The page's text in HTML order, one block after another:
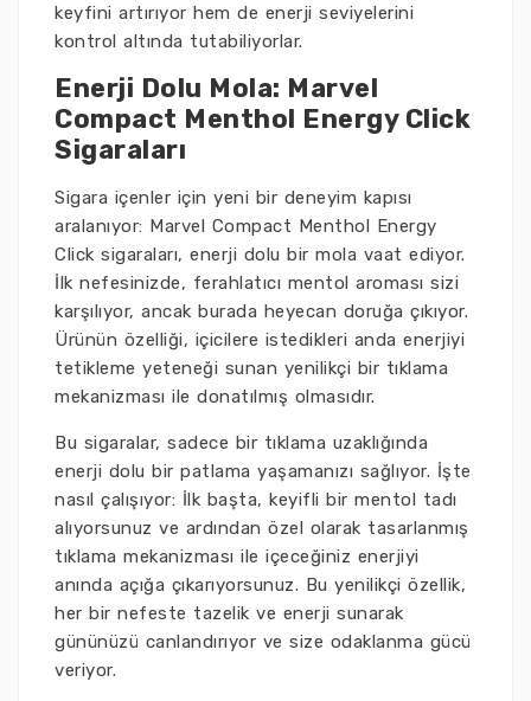
keyfini artırıyor hem de enerji seviyelerini
kontrol altında tutabiliyorlar.
Enerji Dolu Mola: Marvel
Compact Menthol Energy Click
Sigaraları
Sigara içenler için yeni bir deneyim kapısı
aralanıyor: Marvel Compact Menthol Energy
Click sigaraları, enerji dolu bir mola vaat ediyor.
İlk nefesinizde, ferahlatıcı mentol aroması sizi
karşılıyor, ancak burada heyecan doruğa çıkıyor.
Ürünün özelliği, içicilere istedikleri anda enerjiyi
tetikleme yeteneği sunan yenilikçi bir tıklama
mekanizması ile donatılmış olmasıdır.
Bu sigaralar, sadece bir tıklama uzaklığında
enerji dolu bir patlama yaşamanızı sağlıyor. İşte
nasıl çalışıyor: İlk başta, keyifli bir mentol tadı
alıyorsunuz ve ardından özel olarak tasarlanmış
tıklama mekanizması ile içeceğiniz enerjiyi
anında açığa çıkarıyorsunuz. Bu yenilikçi özellik,
her bir nefeste tazelik ve enerji sunarak
gününüzü canlandırıyor ve size odaklanma gücü
veriyor.